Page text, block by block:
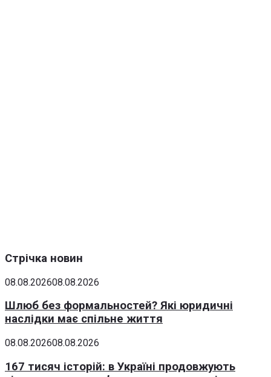
Стрічка новин
08.08.202608.08.2026
Шлюб без формальностей? Які юридичні
наслідки має спільне життя
08.08.202608.08.2026
167 тисяч історій: в Україні продовжують